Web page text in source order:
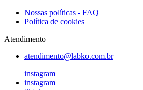
Nossas políticas - FAQ
Política de cookies
Atendimento
atendimento@labko.com.br
instagram
instagram